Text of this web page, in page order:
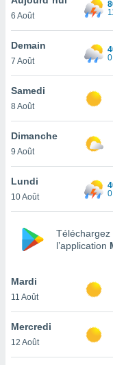
et
»,
au
vous
qu'ils
ou
le
ainsi
un
la
du
6 Août
Demain
7 Août
Samedi
8 Août
Dimanche
9 Août
Lundi
10 Août
Téléchargez
l’application
Mardi
11 Août
Mercredi
12 Août